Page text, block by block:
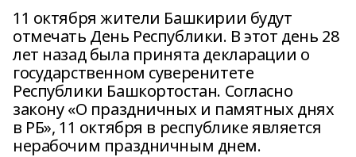
11 октября жители Башкирии будут
отмечать День Республики. В этот день 28
лет назад была принята декларации о
государственном суверенитете
Республики Башкортостан. Согласно
закону «О праздничных и памятных днях
в РБ», 11 октября в республике является
нерабочим праздничным днем.